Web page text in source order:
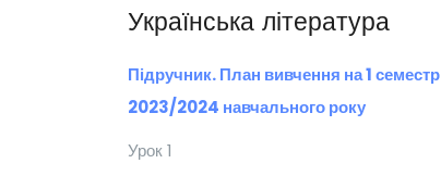
Українська література
Підручник. План вивчення на 1 семестр
2023/2024 навчального року
Урок 1